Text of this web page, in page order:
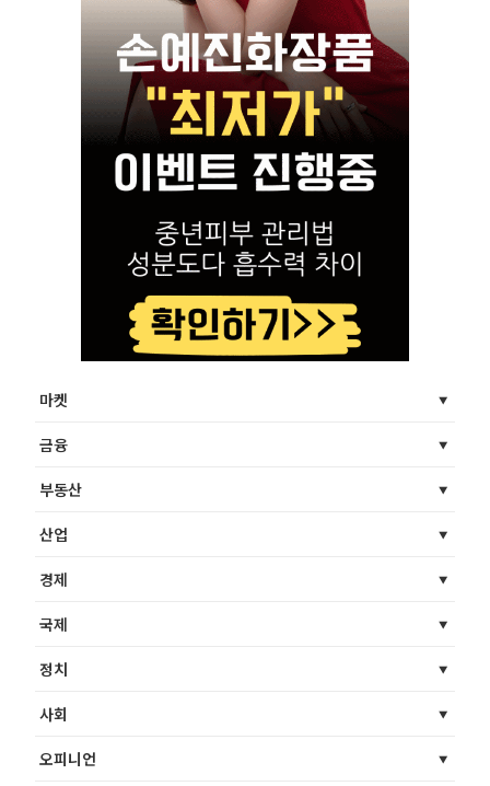
마켓
금융
부동산
산업
경제
국제
정치
사회
오피니언